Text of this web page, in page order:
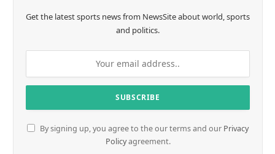
Get the latest sports news from NewsSite about world, sports
and politics.
By signing up, you agree to the our terms and our Privacy
Policyagreement.